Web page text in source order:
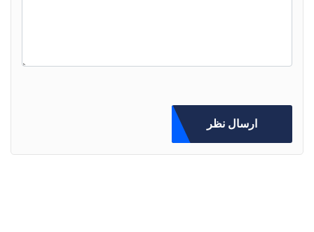
ارسال نظر